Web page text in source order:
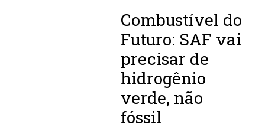
Combustível do
Futuro: SAF vai
precisar de
hidrogênio
verde, não
fóssil